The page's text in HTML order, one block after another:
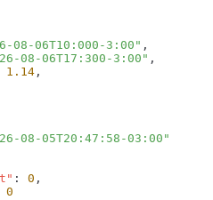
08-06T10:000-3:00"
08-06T17:300-3:00"
1.14
: 0